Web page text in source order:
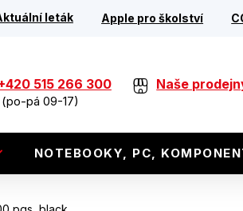
leták Apple pro školství
515 266 300
(po-pá 09-17)
Naše
NOTEBOOKY, PC,